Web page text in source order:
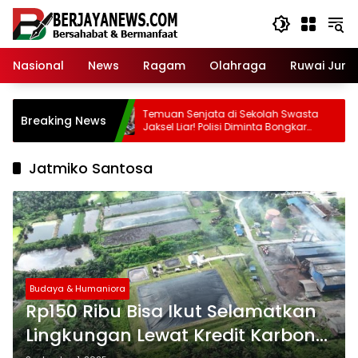
Skip
content
Nasional
News Ragam Olahraga Ruwai Jurai
Breaking News
Perusak
Temuan Senjata di Sekolah Swasta
Jaksel Liar! Polisi Diminta Bongkar
Ruangan Diduga Bunker!
Jatmiko Santosa
Budaya & Humaniora
Rp150 Ribu Bisa Ikut Selamatkan
Lingkungan Lewat Kredit Karbon